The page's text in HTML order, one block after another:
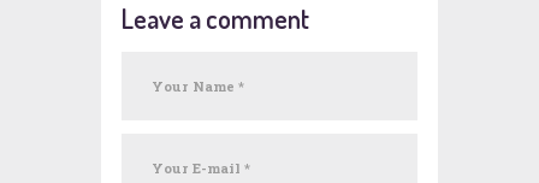
Leave a comment